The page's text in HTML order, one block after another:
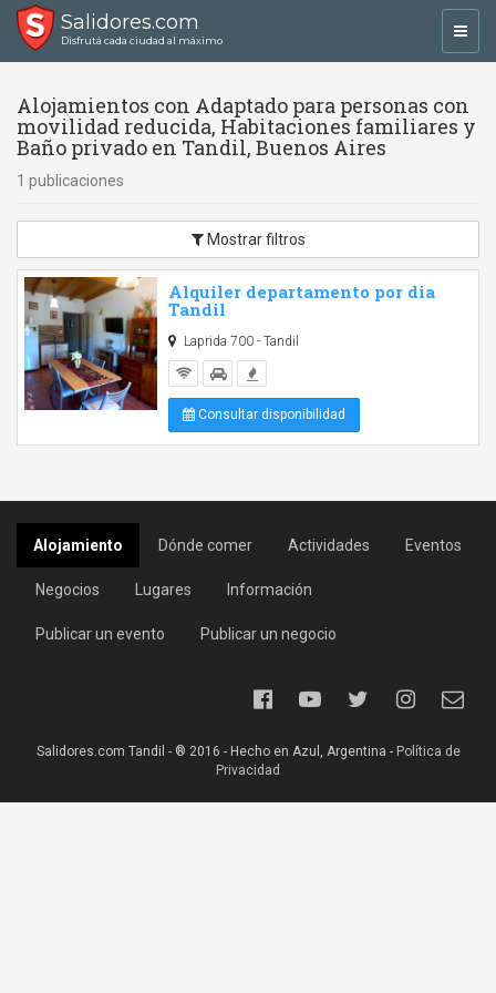
Salidores.com
Disfrutá cada ciudad al máximo
Alojamientos con Adaptado para personas con
movilidad reducida, Habitaciones familiares y
Baño privado en Tandil, Buenos Aires
1 publicaciones
Mostrar filtros
Alquiler departamento por dia
Tandil
Laprida 700 - Tandil
Consultar disponibilidad
Alojamiento Dónde comer Actividades Eventos
Negocios Lugares Información
Publicar un evento Publicar un negocio
Salidores.com Tandil - ® 2016 - Hecho en Azul, Argentina - Política de
Privacidad